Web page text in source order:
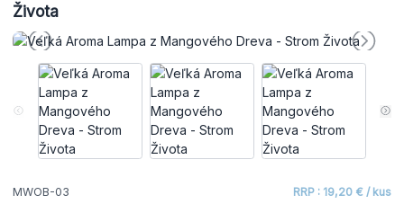
Života
MWOB-03 RRP : 19,20 € / kus